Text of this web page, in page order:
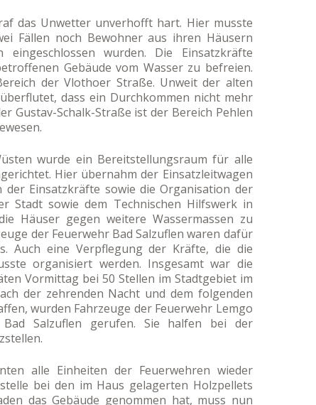
das Unwetter unverhofft hart. Hier musste
Fällen noch Bewohner aus ihren Häusern
eingeschlossen wurden. Die Einsatzkräfte
Gebäude vom Wasser zu befreien.
der Vlothoer Straße. Unweit der alten
dass ein Durchkommen nicht mehr
Gustav-Schalk-Straße ist der Bereich Pehlen
wurde ein Bereitstellungsraum für alle
Hier übernahm der Einsatzleitwagen
Einsatzkräfte sowie die Organisation der
Stadt sowie dem Technischen Hilfswerk in
Häuser gegen weitere Wassermassen zu
der Feuerwehr Bad Salzuflen waren dafür
Auch eine Verpflegung der Kräfte, die die
organisiert werden. Insgesamt war die
Vormittag bei 50 Stellen im Stadtgebiet im
der zehrenden Nacht und dem folgenden
wurden Fahrzeuge der Feuerwehr Lemgo
Salzuflen gerufen. Sie halfen bei der
alle Einheiten der Feuerwehren wieder
bei den im Haus gelagerten Holzpellets
das Gebäude genommen hat, muss nun